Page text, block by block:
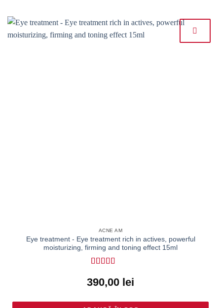
ACNE AM
Eye treatment - Eye treatment rich in actives, powerful
moisturizing, firming and toning effect 15ml
out of 5
390,00 lei